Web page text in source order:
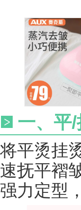
一、平
将平烫挂
速抚平褶
强力定型